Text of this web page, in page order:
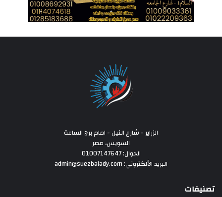
الزراير - شارع النيل - امام برج الساعة
السويس، مصر
الجوال: 01007147647
البريد الألكتروني: admin@suezbalady.com
تصنيفات